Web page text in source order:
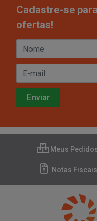
Cadastre-se
ofertas!
Meus
Notas Fiscais